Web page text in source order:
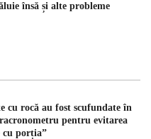
însă și alte probleme
cu rocă au fost scufundate în
pentru evitarea
cu porția”